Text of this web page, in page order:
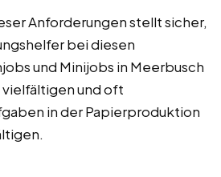
Anforderungen stellt sicher,
bei diesen
und Minijobs in Meerbusch
vielfältigen und oft
in der Papierproduktion